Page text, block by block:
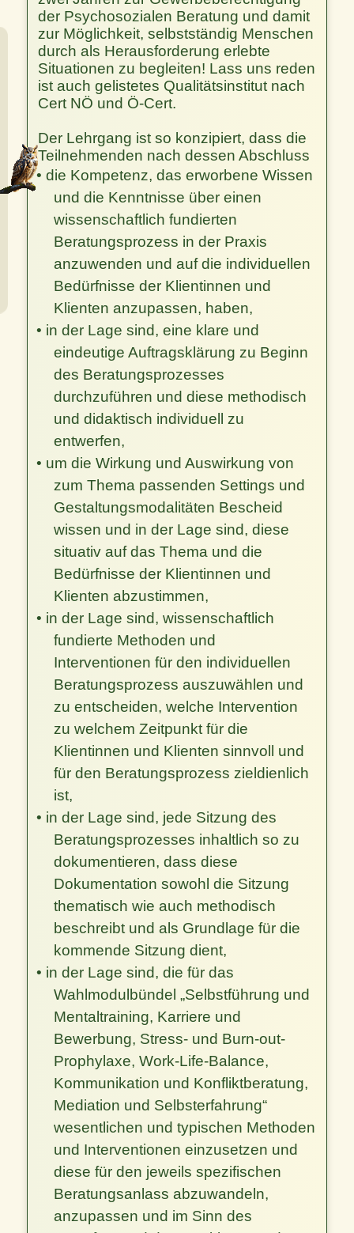
der Psychosozialen Beratung und damit
zur Möglichkeit, selbstständig Menschen
durch als Herausforderung erlebte
Situationen zu begleiten! Lass uns reden
ist auch gelistetes Qualitätsinstitut nach
Cert NÖ und Ö-Cert.
Der Lehrgang ist so konzipiert, dass die
Teilnehmenden nach dessen Abschluss
• die Kompetenz, das erworbene Wissen
und die Kenntnisse über einen
wissenschaftlich fundierten
Beratungsprozess in der Praxis
anzuwenden und auf die individuellen
Bedürfnisse der Klientinnen und
Klienten anzupassen, haben,
• in der Lage sind, eine klare und
eindeutige Auftragsklärung zu Beginn
des Beratungsprozesses
durchzuführen und diese methodisch
und didaktisch individuell zu
entwerfen,
• um die Wirkung und Auswirkung von
zum Thema passenden Settings und
Gestaltungsmodalitäten Bescheid
wissen und in der Lage sind, diese
situativ auf das Thema und die
Bedürfnisse der Klientinnen und
Klienten abzustimmen,
• in der Lage sind, wissenschaftlich
fundierte Methoden und
Interventionen für den individuellen
Beratungsprozess auszuwählen und
zu entscheiden, welche Intervention
zu welchem Zeitpunkt für die
Klientinnen und Klienten sinnvoll und
für den Beratungsprozess zieldienlich
ist,
• in der Lage sind, jede Sitzung des
Beratungsprozesses inhaltlich so zu
dokumentieren, dass diese
Dokumentation sowohl die Sitzung
thematisch wie auch methodisch
beschreibt und als Grundlage für die
kommende Sitzung dient,
• in der Lage sind, die für das
Wahlmodulbündel „Selbstführung und
Mentaltraining, Karriere und
Bewerbung, Stress- und Burn-out-
Prophylaxe, Work-Life-Balance,
Kommunikation und Konfliktberatung,
Mediation und Selbsterfahrung“
wesentlichen und typischen Methoden
und Interventionen einzusetzen und
diese für den jeweils spezifischen
Beratungsanlass abzuwandeln,
anzupassen und im Sinn des